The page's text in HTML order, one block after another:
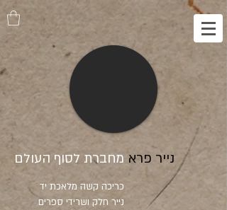
מחברת לסוף העולם נייר פרא
כריכה קשה מלאכת יד
נייר חלק ושרידי ספרים